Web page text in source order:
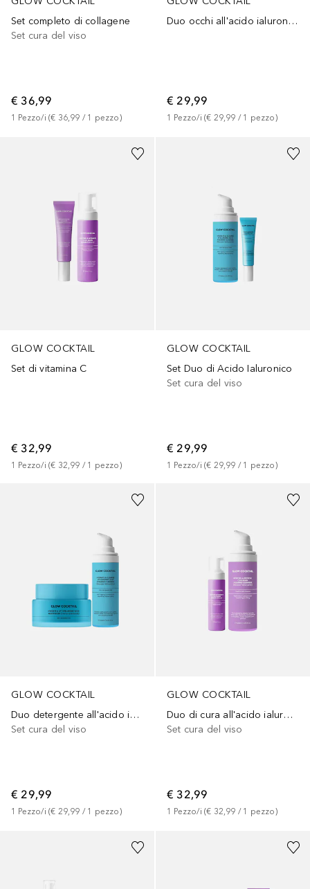
Set completo di collagene
Set cura del viso
€ 36,99
1 Pezzo/i (€ 36,99 / 1 pezzo)
Duo occhi all'acido ialuronico
€ 29,99
1 Pezzo/i (€ 29,99 / 1 pezzo)
GLOW COCKTAIL
Set di vitamina C
€ 32,99
1 Pezzo/i (€ 32,99 / 1 pezzo)
GLOW COCKTAIL
Set Duo di Acido Ialuronico
Set cura del viso
€ 29,99
1 Pezzo/i (€ 29,99 / 1 pezzo)
GLOW COCKTAIL
Duo detergente all'acido ialuronico
Set cura del viso
€ 29,99
1 Pezzo/i (€ 29,99 / 1 pezzo)
GLOW COCKTAIL
Duo di cura all'acido ialuronico
Set cura del viso
€ 32,99
1 Pezzo/i (€ 32,99 / 1 pezzo)